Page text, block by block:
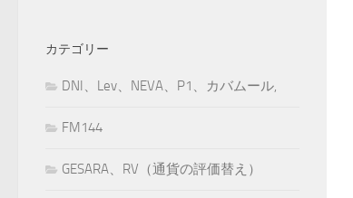
カテゴリー
DNI、Lev、NEVA、P1、カバムール,
FM144
GESARA、RV（通貨の評価替え）